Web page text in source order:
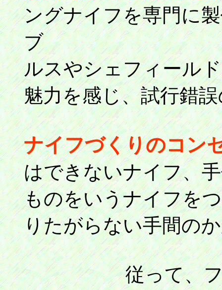
ングナイフを専門に
ブ
ルスやシェフィール
魅力を感じ、試行錯
ナイフづくりのコ
はできないナイフ、
ものをいうナイフを
りたがらない手間の
従って、フォー